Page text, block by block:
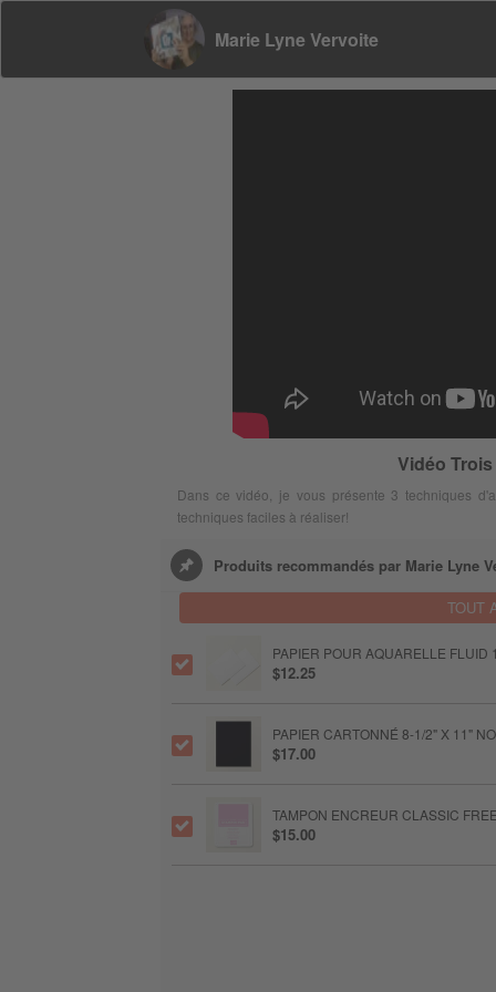
Marie Lyne Vervoite
Vidéo
Dans ce vidéo, je vous présente 3 techniques
techniques faciles à réaliser!
Produits recommandés par Marie Lyne
TOUT
PAPIER POUR AQUARELLE FLUID
$12.25
PAPIER CARTONNÉ 8-1/2" X 11"
$17.00
TAMPON ENCREUR CLASSIC
$15.00